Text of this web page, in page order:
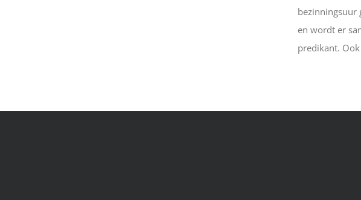
bezinningsuur
en wordt er
predikant.